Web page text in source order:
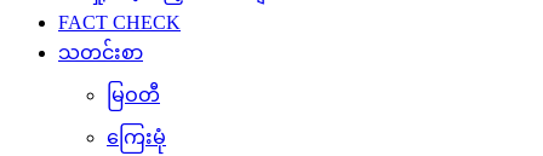
FACT CHECK
သတင်းစာ
မြဝတီ
ကြေးမုံ